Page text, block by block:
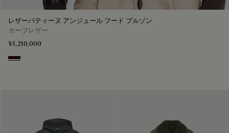
レザーパティーヌ アンジュール フード ブルゾン
カーフレザー
¥1,210,000
Fondant